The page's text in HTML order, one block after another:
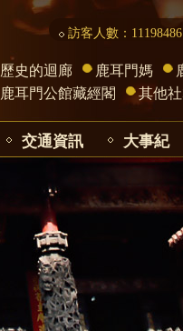
訪客人數：
歷史的迴廊 鹿耳門媽
鹿耳門公館藏經閣 其他
交通資訊 大事紀